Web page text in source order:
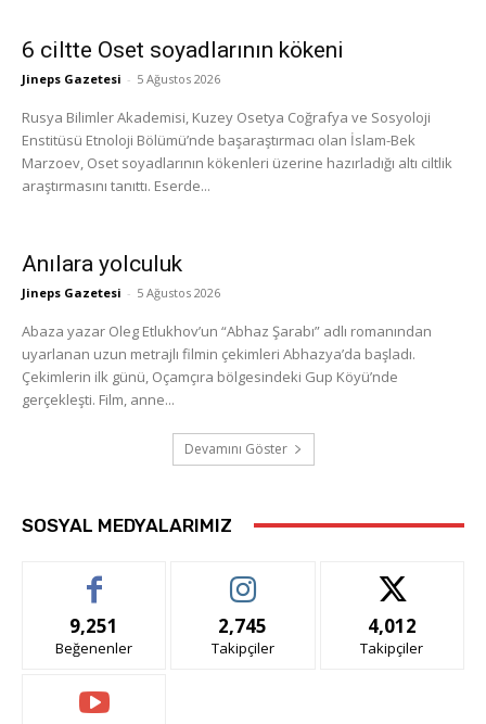
6 ciltte Oset soyadlarının kökeni
Jineps Gazetesi - 5 Ağustos 2026
Rusya Bilimler Akademisi, Kuzey Osetya Coğrafya ve Sosyoloji
Enstitüsü Etnoloji Bölümü’nde başaraştırmacı olan İslam-Bek
Marzoev, Oset soyadlarının kökenleri üzerine hazırladığı altı ciltlik
araştırmasını tanıttı. Eserde...
Anılara yolculuk
Jineps Gazetesi - 5 Ağustos 2026
Abaza yazar Oleg Etlukhov’un “Abhaz Şarabı” adlı romanından
uyarlanan uzun metrajlı filmin çekimleri Abhazya’da başladı.
Çekimlerin ilk günü, Oçamçıra bölgesindeki Gup Köyü’nde
gerçekleşti. Film, anne...
Devamını Göster
SOSYAL MEDYALARIMIZ
9,251
Beğenenler
2,745
Takipçiler
4,012
Takipçiler